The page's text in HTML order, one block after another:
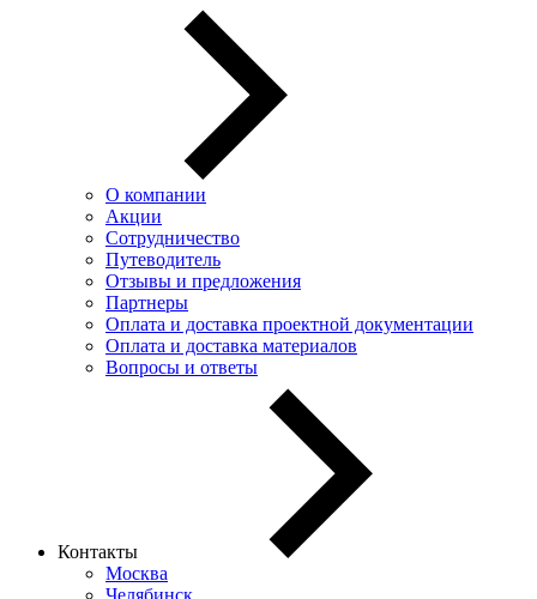
О компании
Акции
Сотрудничество
Путеводитель
Отзывы и предложения
Партнеры
Оплата и доставка проектной документации
Оплата и доставка материалов
Вопросы и ответы
Контакты
Москва
Челябинск